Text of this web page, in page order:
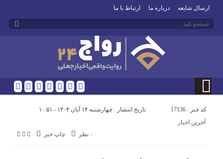
ارسال شایعه درباره ما ارتباط با ما
کد خبر : 17136 تاریخ انتشار : چهارشنبه ۱۴ آبان ۱۴۰۴ - ۱۰:۵۱
چاپ خبر ۰ نظر
آخرین اخبار